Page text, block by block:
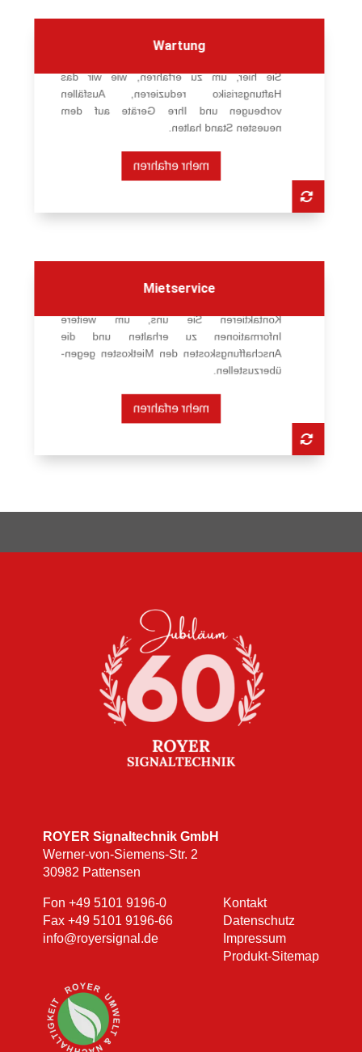
Wartung
Optimieren Sie die Leistung Ihrer mobilen
Sie hier, um zu erfahren, wie wir das
Haftungsrisiko reduzieren, Ausfällen
vorbeugen und Ihre Geräte auf dem
neuesten Stand halten.
mehr erfahren
Mietservice
Mieten Sie mobile Signalanlagen und
Kontaktieren Sie uns, um weitere
Informationen zu erhalten und die
Anschaffungskosten den Mietkosten gegen­
über­zustellen.
mehr erfahren
ROYER Signaltechnik GmbH
Werner-von-Siemens-Str. 2
30982 Pattensen
Fon +49 5101 9196-0
Fax +49 5101 9196-66
info@royersignal.de
Kontakt
Datenschutz
Impressum
Produkt-Sitemap